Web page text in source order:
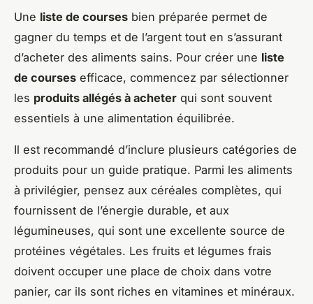
Une liste de courses bien préparée permet de
gagner du temps et de l’argent tout en s’assurant
d’acheter des aliments sains. Pour créer une liste
de courses efficace, commencez par sélectionner
les produits allégés à acheter qui sont souvent
essentiels à une alimentation équilibrée.
Il est recommandé d’inclure plusieurs catégories de
produits pour un guide pratique. Parmi les aliments
à privilégier, pensez aux céréales complètes, qui
fournissent de l’énergie durable, et aux
légumineuses, qui sont une excellente source de
protéines végétales. Les fruits et légumes frais
doivent occuper une place de choix dans votre
panier, car ils sont riches en vitamines et minéraux.